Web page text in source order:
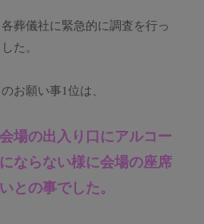
葬儀社に緊急的に調査を行っ
た。
お願い事1位は、
場の出入り口にアルコー
ならない様に会場の座席
との事でした。